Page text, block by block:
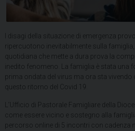
I disagi della situazione di emergenza
ripercuotono inevitabilmente sulla
quotidiana che mette a dura prova la
inedito fenomeno. La famiglia è stata una
prima ondata del virus ma ora sta
questo ritorno del Covid 19.
L’Ufficio di Pastorale Famigliare della
come essere vicino e sostegno alla
percorso online di 5 incontri con cadenza